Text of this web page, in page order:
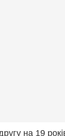
на 19